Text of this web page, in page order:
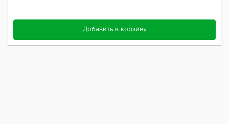
Добавить в корзину